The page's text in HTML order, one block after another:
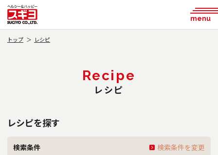
menu
トップ レシピ
Recipe
レシピ
レシピを探す
検索条件
検索条件を変更